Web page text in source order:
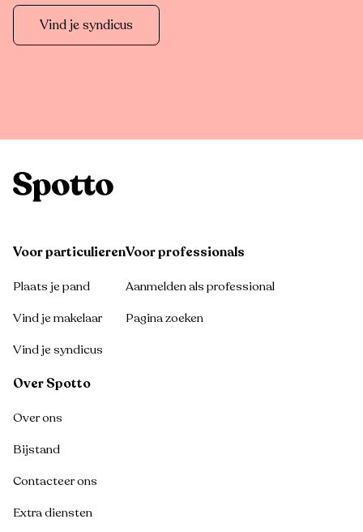
Vind je syndicus
Voor particulieren
Plaats je pand
Vind je makelaar
Vind je syndicus
Voor professionals
Aanmelden als professional
Pagina zoeken
Over Spotto
Over ons
Bijstand
Contacteer ons
Extra diensten